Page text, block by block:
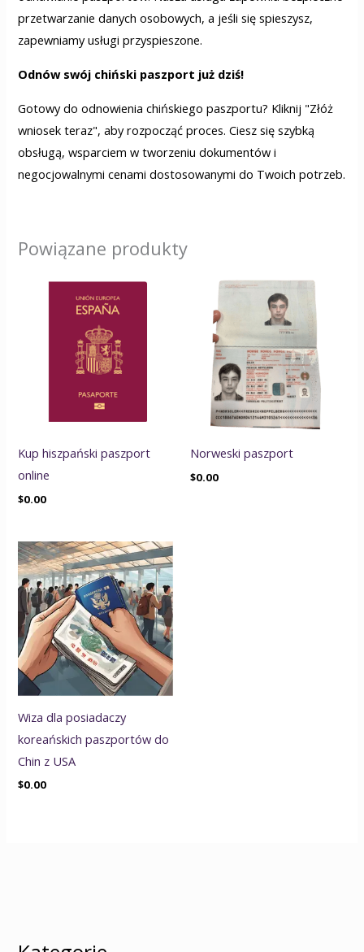
przetwarzanie danych osobowych, a jeśli się spieszysz,
zapewniamy usługi przyspieszone.
Odnów swój chiński paszport już dziś!
Gotowy do odnowienia chińskiego paszportu? Kliknij "Złóż
wniosek teraz", aby rozpocząć proces. Ciesz się szybką
obsługą, wsparciem w tworzeniu dokumentów i
negocjowalnymi cenami dostosowanymi do Twoich potrzeb.
Powiązane produkty
Kup hiszpański paszport
online
$0.00
Norweski paszport
$0.00
Wiza dla posiadaczy
koreańskich paszportów do
Chin z USA
$0.00